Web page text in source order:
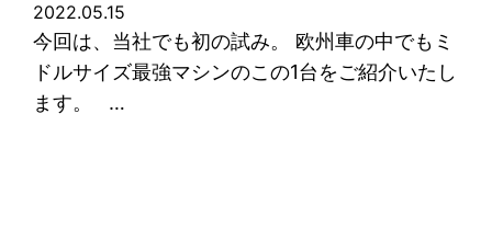
2022.05.15
今回は、当社でも初の試み。 欧州車の中でもミ
ドルサイズ最強マシンのこの1台をご紹介いたし
ます。 …